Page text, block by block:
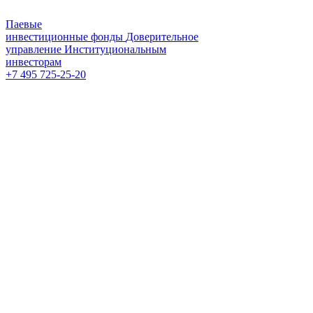
Паевые
инвестиционные фонды Доверительное
управление Институциональным
инвесторам
+7 495 725-25-20